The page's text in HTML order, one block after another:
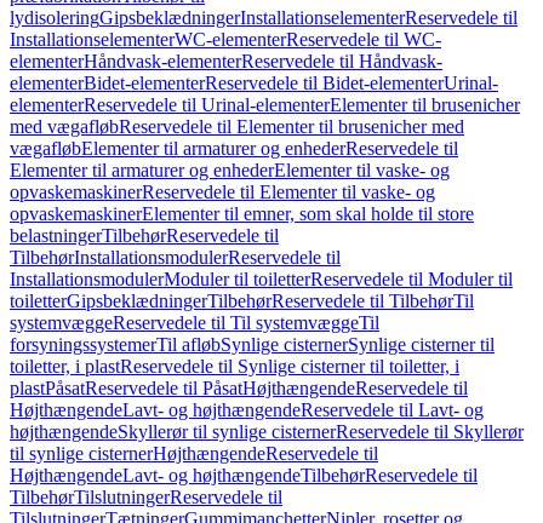
lydisoleringGipsbeklædningerInstallationselementerReservedele til
InstallationselementerWC-elementerReservedele til WC-
elementerHåndvask-elementerReservedele til Håndvask-
elementerBidet-elementerReservedele til Bidet-elementerUrinal-
elementerReservedele til Urinal-elementerElementer til brusenicher
med vægafløbReservedele til Elementer til brusenicher med
vægafløbElementer til armaturer og enhederReservedele til
Elementer til armaturer og enhederElementer til vaske- og
opvaskemaskinerReservedele til Elementer til vaske- og
opvaskemaskinerElementer til emner, som skal holde til store
belastningerTilbehørReservedele til
TilbehørInstallationsmodulerReservedele til
InstallationsmodulerModuler til toiletterReservedele til Moduler til
toiletterGipsbeklædningerTilbehørReservedele til TilbehørTil
systemvæggeReservedele til Til systemvæggeTil
forsyningssystemerTil afløbSynlige cisternerSynlige cisterner til
toiletter, i plastReservedele til Synlige cisterner til toiletter, i
plastPåsatReservedele til PåsatHøjthængendeReservedele til
HøjthængendeLavt- og højthængendeReservedele til Lavt- og
højthængendeSkyllerør til synlige cisternerReservedele til Skyllerør
til synlige cisternerHøjthængendeReservedele til
HøjthængendeLavt- og højthængendeTilbehørReservedele til
TilbehørTilslutningerReservedele til
TilslutningerTætningerGummimanchetterNipler, rosetter og